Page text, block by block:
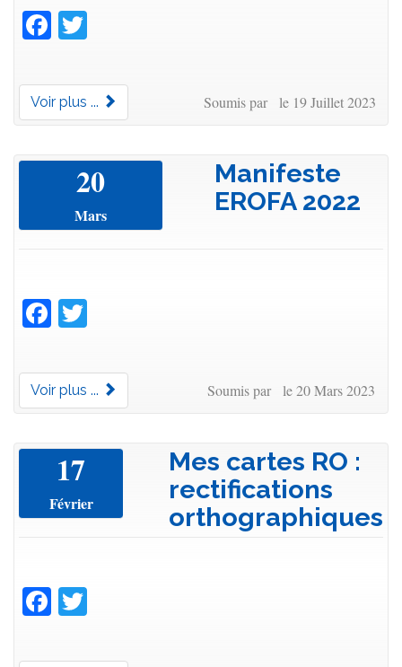
Facebook
Voir plus ... Soumis par le 19 Juillet 2023
20
Mars
Manifeste
EROFA 2022
Facebook
Voir plus ... Soumis par le 20 Mars 2023
17
Février
Mes cartes RO :
rectifications
orthographiques
Facebook